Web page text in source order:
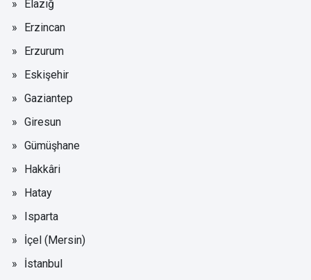
Elazığ
Erzincan
Erzurum
Eskişehir
Gaziantep
Giresun
Gümüşhane
Hakkâri
Hatay
Isparta
İçel (Mersin)
İstanbul